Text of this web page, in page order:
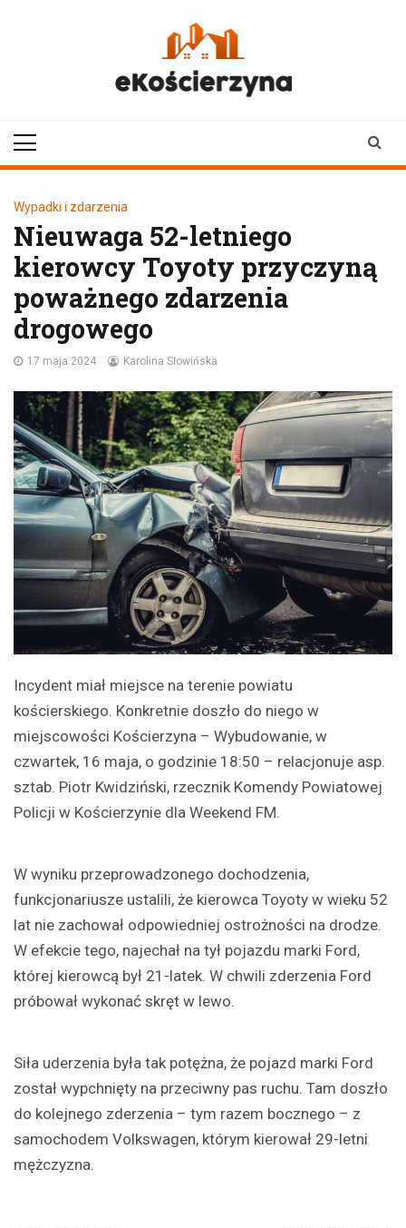
Wypadki i zdarzenia
Nieuwaga 52-letniego
kierowcy Toyoty przyczyną
poważnego zdarzenia
drogowego
17 maja 2024 Karolina Słowińska
Incydent miał miejsce na terenie powiatu
kościerskiego. Konkretnie doszło do niego w
miejscowości Kościerzyna – Wybudowanie, w
czwartek, 16 maja, o godzinie 18:50 – relacjonuje asp.
sztab. Piotr Kwidziński, rzecznik Komendy Powiatowej
Policji w Kościerzynie dla Weekend FM.
W wyniku przeprowadzonego dochodzenia,
funkcjonariusze ustalili, że kierowca Toyoty w wieku 52
lat nie zachował odpowiedniej ostrożności na drodze.
W efekcie tego, najechał na tył pojazdu marki Ford,
której kierowcą był 21-latek. W chwili zderzenia Ford
próbował wykonać skręt w lewo.
Siła uderzenia była tak potężna, że pojazd marki Ford
został wypchnięty na przeciwny pas ruchu. Tam doszło
do kolejnego zderzenia – tym razem bocznego – z
samochodem Volkswagen, którym kierował 29-letni
mężczyzna.